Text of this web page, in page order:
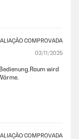
COMPROVADA
03/11/2025
wird
COMPROVADA